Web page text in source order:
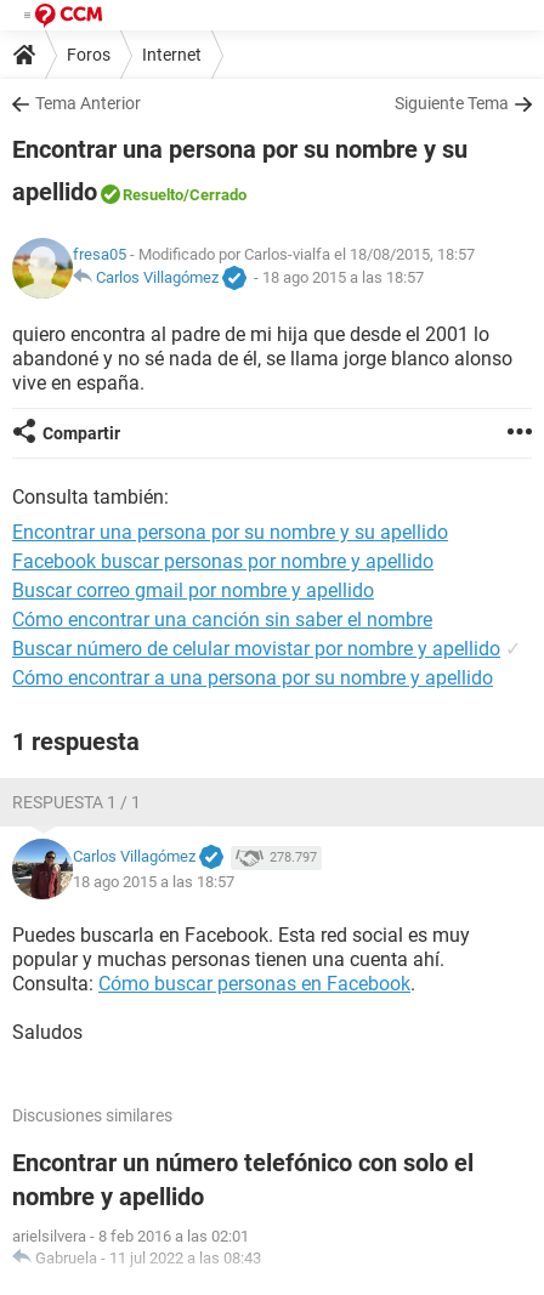
Foros Internet
Tema Anterior Siguiente Tema
Encontrar una persona por su nombre y su
apellido
Resuelto/Cerrado
fresa05 - Modificado por Carlos-vialfa el 18/08/2015, 18:57
Carlos Villagómez
- 18 ago 2015 a las 18:57
quiero encontra al padre de mi hija que desde el 2001 lo
abandoné y no sé nada de él, se llama jorge blanco alonso
vive en españa.
Compartir
Consulta también:
Encontrar una persona por su nombre y su apellido
Facebook buscar personas por nombre y apellido
Buscar correo gmail por nombre y apellido
Cómo encontrar una canción sin saber el nombre
Buscar número de celular movistar por nombre y apellido ✓
Cómo encontrar a una persona por su nombre y apellido
1 respuesta
RESPUESTA 1 / 1
Carlos Villagómez 278.797
18 ago 2015 a las 18:57
Puedes buscarla en Facebook. Esta red social es muy
popular y muchas personas tienen una cuenta ahí.
Consulta: Cómo buscar personas en Facebook.
Saludos
Discusiones similares
Encontrar un número telefónico con solo el
nombre y apellido
arielsilvera - 8 feb 2016 a las 02:01
Gabruela - 11 jul 2022 a las 08:43